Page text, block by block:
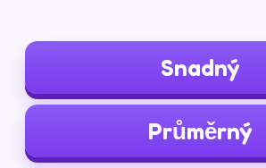
Snadný
Průměrný